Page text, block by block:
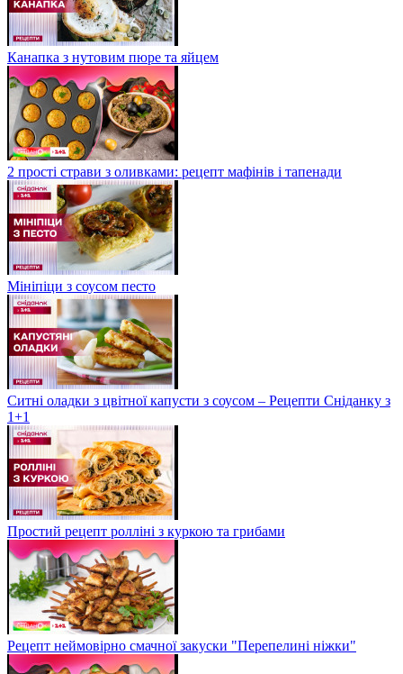
Канапка з нутовим пюре та яйцем
2 прості страви з оливками: рецепт мафінів і тапенади
Мініпіци з соусом песто
Ситні оладки з цвітної капусти з соусом – Рецепти Сніданку з
1+1
Простий рецепт ролліні з куркою та грибами
Рецепт неймовірно смачної закуски "Перепелині ніжки"